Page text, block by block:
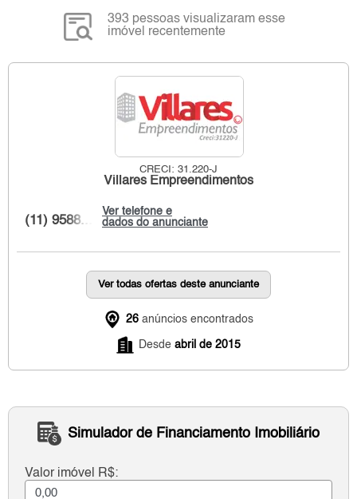
393 pessoas visualizaram esse
imóvel recentemente
CRECI: 31.220-J
Villares Empreendimentos
Ver telefone e
dados do anunciante
(11) 9588...
Ver todas ofertas deste anunciante
26 anúncios encontrados
Desde abril de 2015
Simulador de Financiamento Imobiliário
Valor imóvel R$: